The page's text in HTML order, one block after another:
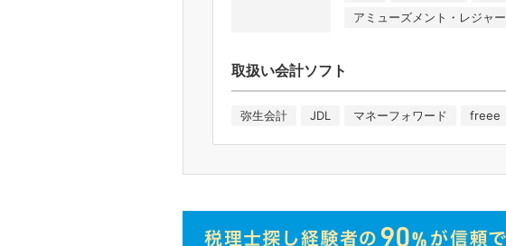
アミューズメント・レジャー
取扱い会計ソフト
弥生会計 JDL マネーフォワード freee